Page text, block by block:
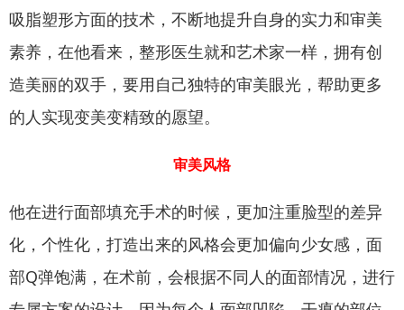
吸脂塑形方面的技术，不断地提升自身的实力和审美
素养，在他看来，整形医生就和艺术家一样，拥有创
造美丽的双手，要用自己独特的审美眼光，帮助更多
的人实现变美变精致的愿望。
审美风格
他在进行面部填充手术的时候，更加注重脸型的差异
化，个性化，打造出来的风格会更加偏向少女感，面
部Q弹饱满，在术前，会根据不同人的面部情况，进行